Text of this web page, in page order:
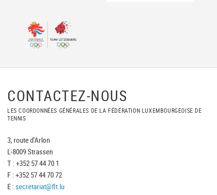
CONTACTEZ-NOUS
LES COORDONNÉES GÉNÉRALES DE LA FÉDÉRATION LUXEMBOURGEOISE DE
TENNIS
3, route d'Arlon
L-8009 Strassen
T : +352 57 44 70 1
F : +352 57 44 70 72
E : secretariat@flt.lu